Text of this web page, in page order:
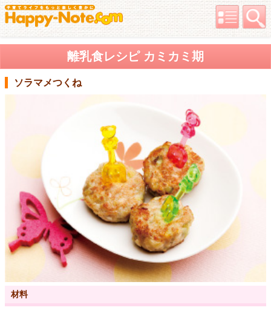
離乳食レシピ カミカミ期
ソラマメつくね
材料